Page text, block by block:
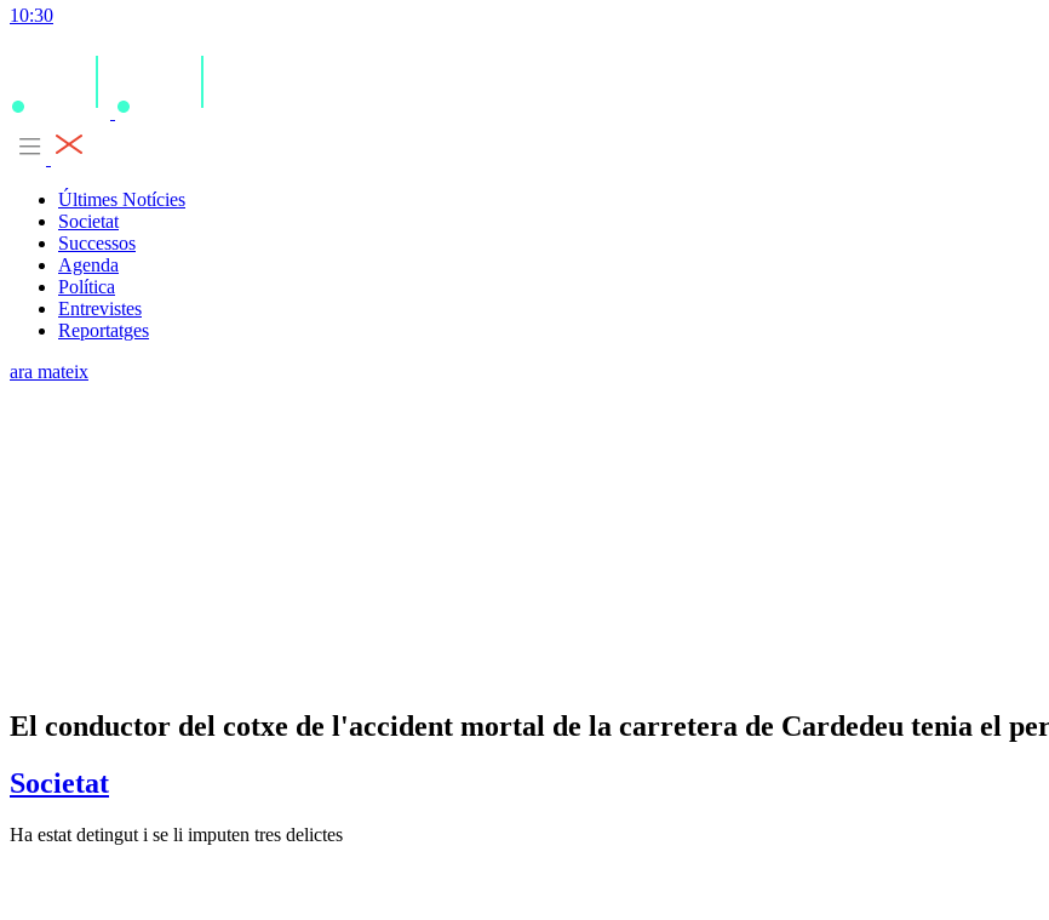
10:30
Últimes Notícies
Societat
Successos
Agenda
Política
Entrevistes
Reportatges
ara mateix
El conductor del cotxe de l'accident mortal de la carretera de Cardedeu tenia el
Societat
Ha estat detingut i se li imputen tres delictes